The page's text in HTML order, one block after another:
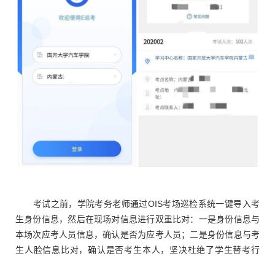
考试之前，学院考务老师通过OIS考场巡检系统一键导入考
生身份信息，然后在现场对信息进行双重比对：一是身份信息与
本场次应考人员信息，确认是否为应考人员；二是身份信息与考
生人脸信息比对，确认是否考生本人，坚决杜绝了学生替考行